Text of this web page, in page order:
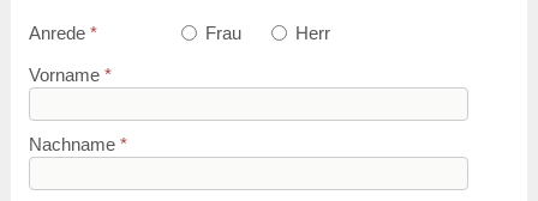
Anrede * Frau Herr
Vorname *
Nachname *